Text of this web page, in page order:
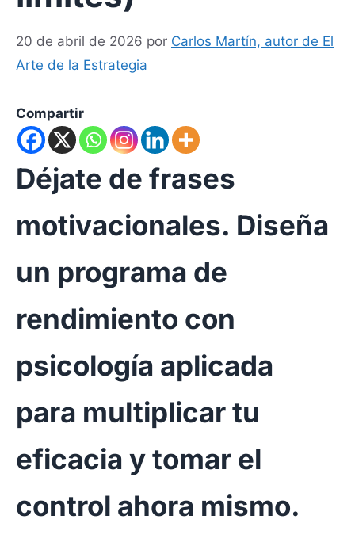
20 de abril de 2026 por Carlos Martín, autor de El
Arte de la Estrategia
Compartir
Déjate de frases
motivacionales. Diseña
un programa de
rendimiento con
psicología aplicada
para multiplicar tu
eficacia y tomar el
control ahora mismo.